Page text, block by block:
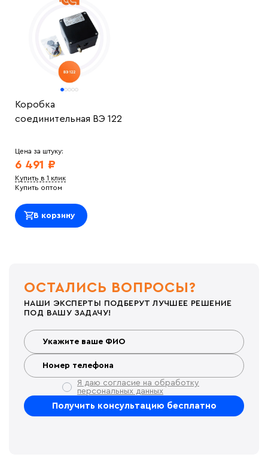
Коробка
соединительная ВЭ 122
Цена за штуку:
6 491 ₽
Купить в 1 клик
Купить оптом
В корзину
ОСТАЛИСЬ ВОПРОСЫ?
НАШИ ЭКСПЕРТЫ ПОДБЕРУТ ЛУЧШЕЕ РЕШЕНИЕ
ПОД ВАШУ ЗАДАЧУ!
Я даю согласие на обработку
персональных данных